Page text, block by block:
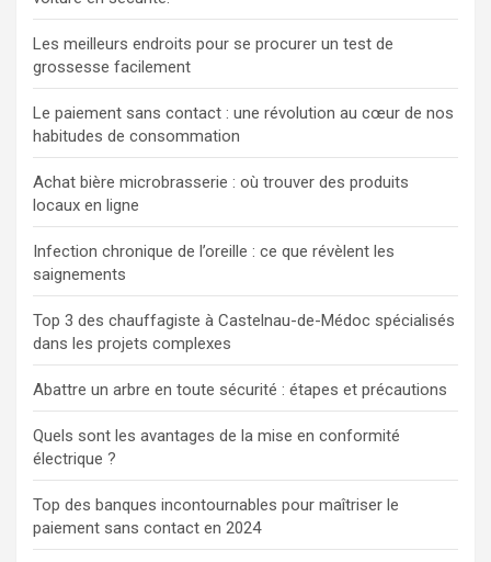
Les meilleurs endroits pour se procurer un test de
grossesse facilement
Le paiement sans contact : une révolution au cœur de nos
habitudes de consommation
Achat bière microbrasserie : où trouver des produits
locaux en ligne
Infection chronique de l’oreille : ce que révèlent les
saignements
Top 3 des chauffagiste à Castelnau-de-Médoc spécialisés
dans les projets complexes
Abattre un arbre en toute sécurité : étapes et précautions
Quels sont les avantages de la mise en conformité
électrique ?
Top des banques incontournables pour maîtriser le
paiement sans contact en 2024